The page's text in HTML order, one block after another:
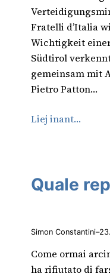
Fratelli d’Italia
Wichtigkeit
Südtirol
gemeinsam mit
Pietro Patton…
Liej inant…
Quale
Simon Constantini–
Come ormai
ha rifiutato di